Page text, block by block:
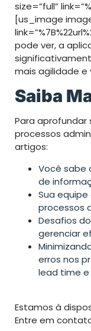
size=”full”
[us_image
pode ver, a
mais agilidade e
Saiba
Para aprofundar
processos
artigos:
Você sabe
de
Sua
processos
Desafios
gerenciar
erros nos
lead time
Estamos à
Entre em